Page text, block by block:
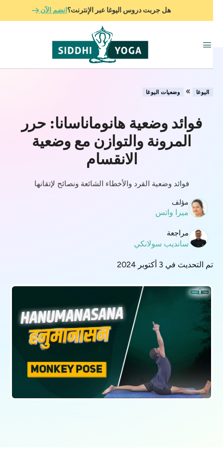
هل جربت دروس اليوغا عبر الإنترنت؟انضم الآن
اليوغا » وضعيات اليوغا
فوائد وضعية هانوماناسانا: حرر
المرونة والتوازن مع وضعية
الانقسام
فوائد وضعية القرد والأخطاء الشائعة ونصائح لإتقانها
مؤلف
ميرا واتس
مراجعة
سانديب سولانكي
تم التحديث في 3 أكتوبر 2024